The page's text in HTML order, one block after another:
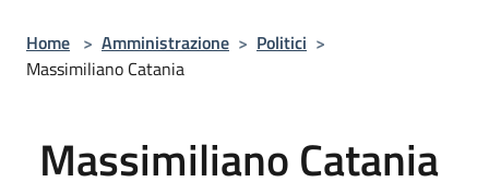
Home > Amministrazione > Politici >
Massimiliano Catania
Massimiliano Catania